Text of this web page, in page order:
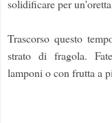
solidificare per
Trascorso questo
strato di fragola.
lamponi o con frutta a